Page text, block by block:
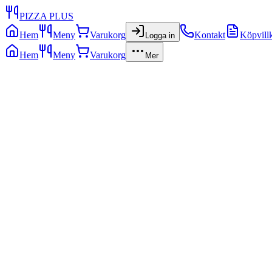
PIZZA PLUS
Hem
Meny Varukorg Logga in Kontakt
Hem
Meny Varukorg Mer